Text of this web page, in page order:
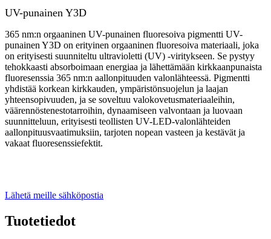
UV-punainen Y3D
365 nm:n orgaaninen UV-punainen fluoresoiva pigmentti UV-
punainen Y3D on erityinen orgaaninen fluoresoiva materiaali, joka
on erityisesti suunniteltu ultravioletti (UV) -viritykseen. Se pystyy
tehokkaasti absorboimaan energiaa ja lähettämään kirkkaanpunaista
fluoresenssia 365 nm:n aallonpituuden valonlähteessä. Pigmentti
yhdistää korkean kirkkauden, ympäristönsuojelun ja laajan
yhteensopivuuden, ja se soveltuu valokovetusmateriaaleihin,
väärennöstenestotarroihin, dynaamiseen valvontaan ja luovaan
suunnitteluun, erityisesti teollisten UV-LED-valonlähteiden
aallonpituusvaatimuksiin, tarjoten nopean vasteen ja kestävät ja
vakaat fluoresenssiefektit.
Lähetä meille sähköpostia
Tuotetiedot